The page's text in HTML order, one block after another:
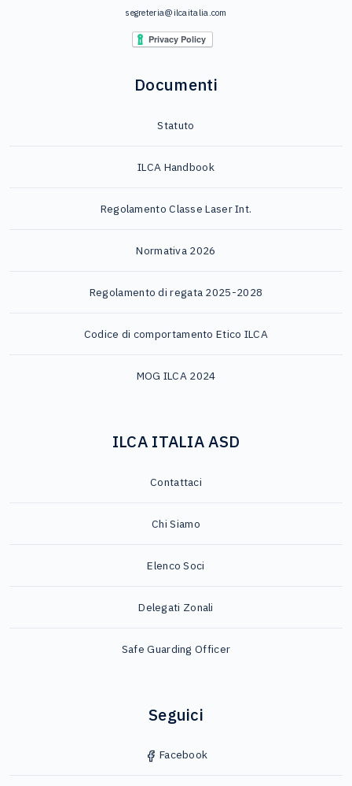
segreteria@ilcaitalia.com
Documenti
Statuto
ILCA Handbook
Regolamento Classe Laser Int.
Normativa 2026
Regolamento di regata 2025-2028
Codice di comportamento Etico ILCA
MOG ILCA 2024
ILCA ITALIA ASD
Contattaci
Chi Siamo
Elenco Soci
Delegati Zonali
Safe Guarding Officer
Seguici
Facebook